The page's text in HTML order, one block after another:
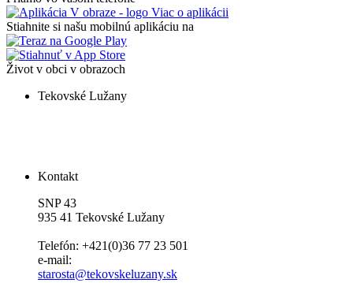
Viac o aplikácii
Stiahnite si našu mobilnú aplikáciu na
Život v obci v obrazoch
Tekovské Lužany
Kontakt
SNP 43
935 41 Tekovské Lužany
Telefón: +421(0)36 77 23 501
e-mail:
starosta@tekovskeluzany.sk